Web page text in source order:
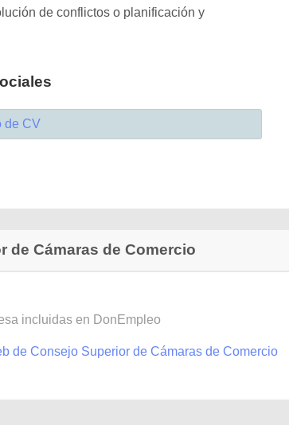
de conflictos o planificación y
de CV
de Cámaras de Comercio
incluidas en DonEmpleo
de Consejo Superior de Cámaras de Comercio